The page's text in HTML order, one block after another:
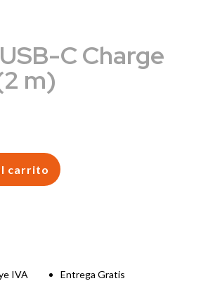
C Charge
m)
carrito
IVA
Entrega Gratis